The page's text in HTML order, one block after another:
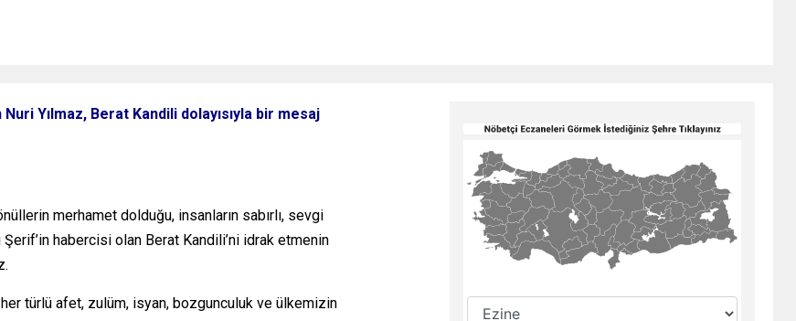
Yılmaz, Berat Kandili dolayısıyla bir mesaj
merhamet dolduğu, insanların sabırlı, sevgi
habercisi olan Berat Kandili’ni idrak etmenin
türlü afet, zulüm, isyan, bozgunculuk ve ülkemizin